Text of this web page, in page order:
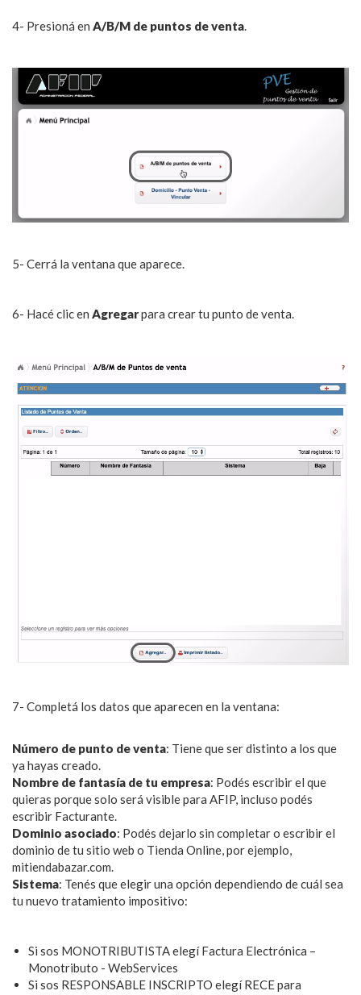
4- Presioná en A/B/M de puntos de venta.
5- Cerrá la ventana que aparece.
6- Hacé clic en Agregarpara crear tu punto de venta.
7- Completá los datos que aparecen en la ventana:
Número de punto de venta: Tiene que ser distinto a los que
ya hayas creado.
Nombre de fantasía de tu empresa: Podés escribir el que
quieras porque solo será visible para AFIP, incluso podés
escribir Facturante.
Dominio asociado: Podés dejarlo sin completar o escribir el
dominio de tu sitio web o Tienda Online, por ejemplo,
mitiendabazar.com.
Sistema: Tenés que elegir una opción dependiendo de cuál sea
tu nuevo tratamiento impositivo:
Si sos MONOTRIBUTISTA elegí Factura Electrónica –
Monotributo - WebServices
Si sos RESPONSABLE INSCRIPTO elegí RECE para